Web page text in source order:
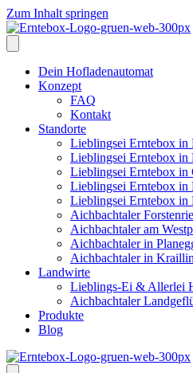
Zum Inhalt springen
Dein Hofladenautomat
Konzept
FAQ
Kontakt
Standorte
Lieblingsei Erntebox in
Lieblingsei Erntebox in
Lieblingsei Erntebox in
Lieblingsei Erntebox in
Lieblingsei Erntebox in
Aichbachtaler
Aichbachtaler am
Aichbachtaler in
Aichbachtaler in
Landwirte
Lieblings-Ei & Allerlei
Aichbachtaler
Produkte
Blog